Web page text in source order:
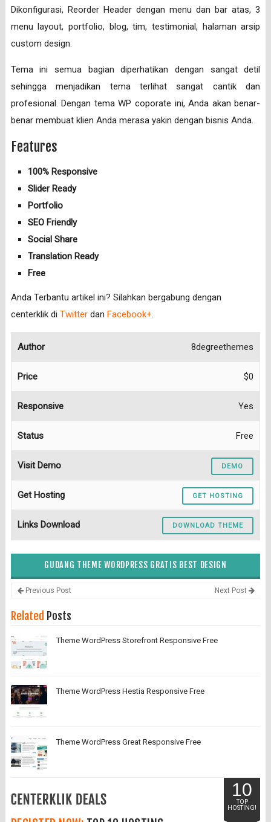
Dikonfigurasi, Reorder Header dengan menu dan bar atas, 3
menu layout, portfolio, blog, tim, testimonial, halaman arsip
custom design.
Tema ini semua bagian diperhatikan dengan sangat detil
sehingga menjadikan tema terlihat sangat cantik dan
profesional. Dengan tema WP coporate ini, Anda akan benar-
benar membuat klien Anda merasa yakin dengan bisnis Anda.
Features
100% Responsive
Slider Ready
Portfolio
SEO Friendly
Social Share
Translation Ready
Free
Anda Terbantu artikel ini? Silahkan bergabung dengan
centerklik di Twitterdan Facebook+.
Author 8degreethemes
Price $0
Responsive Yes
Status Free
Visit Demo DEMO
Get Hosting GET HOSTING
Links Download DOWNLOAD THEME
GUDANG THEME WORDPRESS GRATIS BEST DESIGN
Previous Post Next Post
Related Posts
Theme WordPress Storefront Responsive Free
Theme WordPress Hestia Responsive Free
Theme WordPress Great Responsive Free
10
TOP
HOSTING!